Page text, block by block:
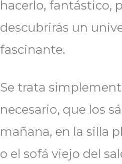
hacerlo, fantástico,
descubrirás un
fascinante.
Se trata
necesario, que los
mañana, en la silla
o el sofá viejo del